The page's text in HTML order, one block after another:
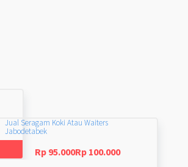
Jual Seragam Koki Atau Waiters
Jabodetabek
Rp 95.000Rp 100.000